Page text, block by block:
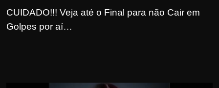
a
W
CUIDADO!!! Veja até o Final para não Cair em
Golpes por aí…